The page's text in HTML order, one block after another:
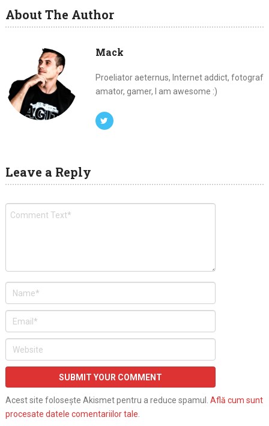
About The Author
Mack
Proeliator aeternus, Internet addict, fotograf
amator, gamer, I am awesome :)
Leave a Reply
Acest site folosește Akismet pentru a reduce spamul. Află cum sunt
procesate datele comentariilor tale